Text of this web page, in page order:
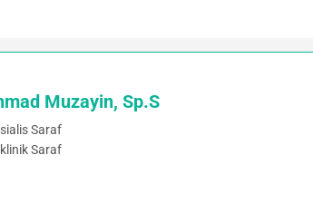
Muzayin, Sp.S
Saraf
Saraf